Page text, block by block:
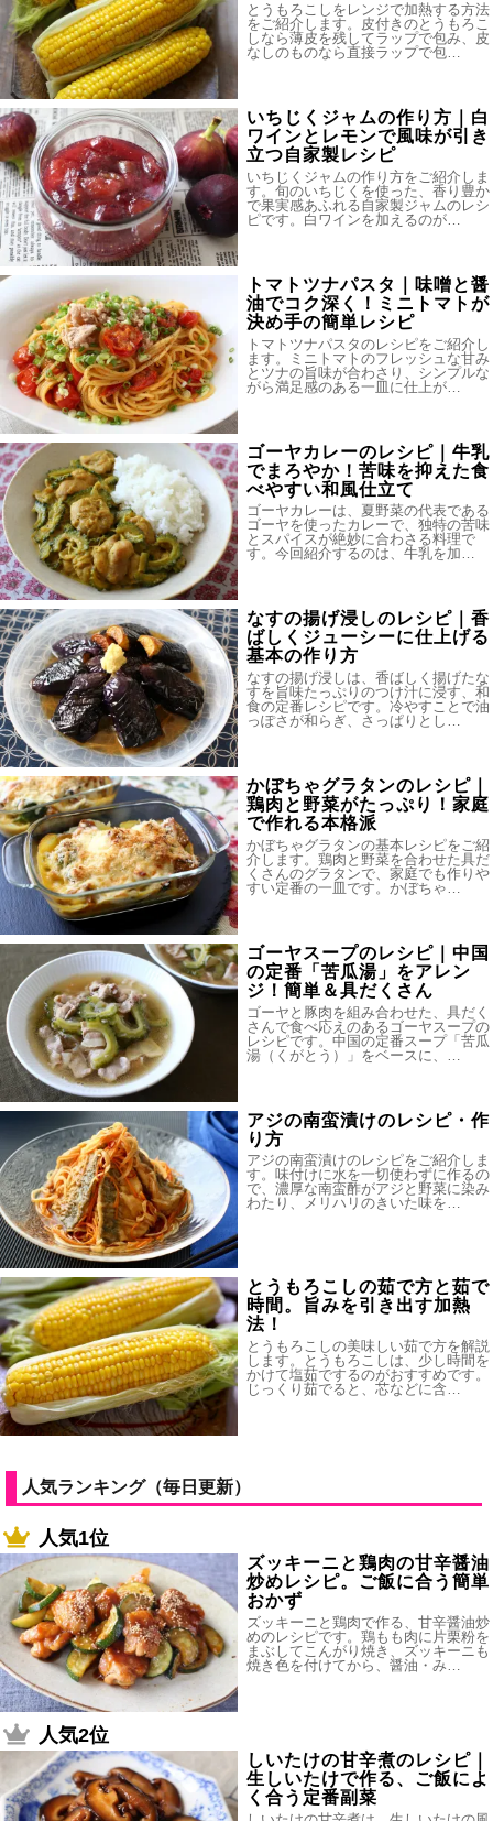
とうもろこしをレンジで加熱する方法
をご紹介します。皮付きのとうもろこ
しなら薄皮を残してラップで包み、皮
なしのものなら直接ラップで包…
いちじくジャムの作り方｜白
ワインとレモンで風味が引き
立つ自家製レシピ
いちじくジャムの作り方をご紹介しま
す。旬のいちじくを使った、香り豊か
で果実感あふれる自家製ジャムのレシ
ピです。白ワインを加えるのが…
トマトツナパスタ｜味噌と醤
油でコク深く！ミニトマトが
決め手の簡単レシピ
トマトツナパスタのレシピをご紹介し
ます。ミニトマトのフレッシュな甘み
とツナの旨味が合わさり、シンプルな
がら満足感のある一皿に仕上が…
ゴーヤカレーのレシピ｜牛乳
でまろやか！苦味を抑えた食
べやすい和風仕立て
ゴーヤカレーは、夏野菜の代表である
ゴーヤを使ったカレーで、独特の苦味
とスパイスが絶妙に合わさる料理で
す。今回紹介するのは、牛乳を加…
なすの揚げ浸しのレシピ｜香
ばしくジューシーに仕上げる
基本の作り方
なすの揚げ浸しは、香ばしく揚げたな
すを旨味たっぷりのつけ汁に浸す、和
食の定番レシピです。冷やすことで油
っぽさが和らぎ、さっぱりとし…
かぼちゃグラタンのレシピ｜
鶏肉と野菜がたっぷり！家庭
で作れる本格派
かぼちゃグラタンの基本レシピをご紹
介します。鶏肉と野菜を合わせた具だ
くさんのグラタンで、家庭でも作りや
すい定番の一皿です。かぼちゃ…
ゴーヤスープのレシピ｜中国
の定番「苦瓜湯」をアレン
ジ！簡単＆具だくさん
ゴーヤと豚肉を組み合わせた、具だく
さんで食べ応えのあるゴーヤスープの
レシピです。中国の定番スープ「苦瓜
湯（くがとう）」をベースに、…
アジの南蛮漬けのレシピ・作
り方
アジの南蛮漬けのレシピをご紹介しま
す。味付けに水を一切使わずに作るの
で、濃厚な南蛮酢がアジと野菜に染み
わたり、メリハリのきいた味を…
とうもろこしの茹で方と茹で
時間。旨みを引き出す加熱
法！
とうもろこしの美味しい茹で方を解説
します。とうもろこしは、少し時間を
かけて塩茹でするのがおすすめです。
じっくり茹でると、芯などに含…
人気ランキング（毎日更新）
人気1位
ズッキーニと鶏肉の甘辛醤油
炒めレシピ。ご飯に合う簡単
おかず
ズッキーニと鶏肉で作る、甘辛醤油炒
めのレシピです。鶏もも肉に片栗粉を
まぶしてこんがり焼き、ズッキーニも
焼き色を付けてから、醤油・み…
人気2位
しいたけの甘辛煮のレシピ｜
生しいたけで作る、ご飯によ
く合う定番副菜